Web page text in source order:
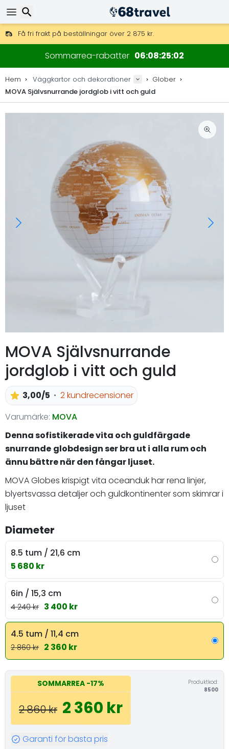
Få fri frakt på beställningar över 2 875 kr.
DHL Express över natten är också tillgängligt.
30 dagar för retur, 90 dagar för träkartor och dekorationer.
Sommarrea-rabatter 06082501
Hem Väggkartor och dekorationer
Glober
MOVA Självsnurrande jordglob i vitt och guld
MOVA Självsnurrande
jordglob i vitt och guld
3,00/5
2 kundrecensioner
Varumärke: MOVA
Denna sofistikerade vita och guldfärgade
snurrande globdesign ser bra ut i alla rum och
ännu bättre när den fångar ljuset.
MOVA Globes krispigt vita oceanduk har rena linjer,
blyertsvassa detaljer och guldkontinenter som skimrar i
ljuset
Diameter
8.5 tum / 21,6 cm
5 680 kr
6in / 15,3 cm
4 240 kr 3 400 kr
4.5 tum / 11,4 cm
2 860 kr 2 360 kr
SOMMARREA -17%
2 860 kr 2 360 kr
Produktkod:
8500
Garanti för bästa pris
Sök